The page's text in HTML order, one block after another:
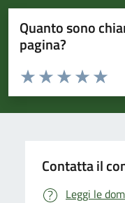
Quanto sono
pagina?
Valuta da 1 a 5 stelle la
Valuta 4
Valuta 3
Valuta 2 stelle su
Valuta 1 stelle su 5
Contatta il
Leggi le